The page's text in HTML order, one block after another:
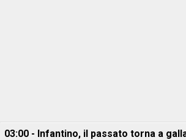
03:00 - Infantino, il passato torna a